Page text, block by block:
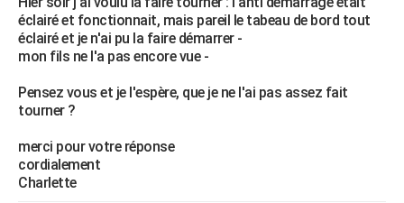
Guides de France
Escapades
Patrimoine
Expositions
Musées
Week-end nature
LIFESTYLE
Art de vivre
Bien-être
Modes de vie
SANTE
Alimentation
Guide de la santé
Maladies
Médicaments
Sommeil
VOYAGE
GUIDES D'ACHAT
éclairé et fonctionnait, mais pareil le tabeau de bord tout
éclairé et je n'ai pu la faire démarrer -
mon fils ne l'a pas encore vue -
Pensez vous et je l'espère, que je ne l'ai pas assez fait
tourner ?
merci pour votre réponse
cordialement
Charlette